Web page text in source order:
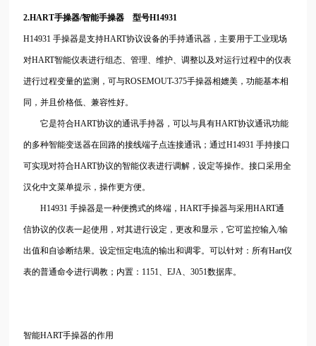
2.HART手操器/智能手操器 型号H14931
H14931 手操器是支持HART协议设备的手持通讯器，主要用于工业现场
对HART智能仪表进行组态、管理、维护、调整以及对运行过程中的仪表
进行过程变量的监测，可与ROSEMOUT-375手操器相媲美，功能基本相
同，并且价格低、兼容性好。
它是符合HART协议的通讯手持器，可以与具有HART协议通讯功能
的多种智能变送器在回路的接线端子点连接通讯；通过H14931 手持接口
可实现对符合HART协议的智能仪表进行调解，设定等操作。接口采用全
汉化中文菜单提示，操作更方便。
H14931 手操器是一种便携式的终端，HART手操器与采用HART通
信协议的仪表一起使用，对其进行设定，更改和显示，它可监控输入/输
出值和自诊断结果。设定恒定电流的输出和调零。可以针对：所有Hart仪
表的普通命令进行调教；内置：1151、EJA、3051数据库。
智能HART手操器的作用